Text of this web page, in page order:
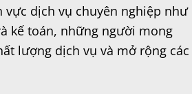
dịch vụ chuyên nghiệp như
kế toán, những người mong
lượng dịch vụ và mở rộng các